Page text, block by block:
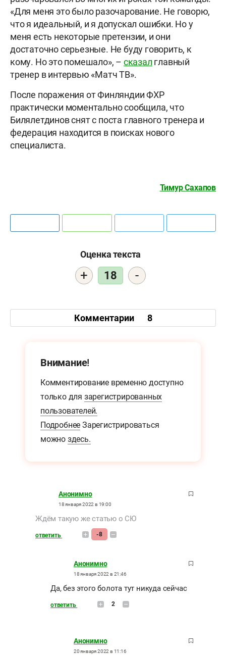
«Для меня это было разочарование. Не говорю,
что я идеальный, и я допускал ошибки. Но у
меня есть некоторые претензии, и они
достаточно серьезные. Не буду говорить, к
кому. Но это помешало», – сказал главный
тренер в интервью «Матч ТВ».
После поражения от Финляндии ФХР
практически моментально сообщила, что
Билялетдинов снят с поста главного тренера и
федерация находится в поисках нового
специалиста.
Тимур Сахапов
Оценка текста
+ 18 -
Комментарии 8
Внимание!
Комментирование временно доступно
только для зарегистрированных
пользователей.
Подробнее Зарегистрироваться
можно здесь.
Анонимно
18 января 2022 в 19:00
Ждём такую же статью о СЮ
ответить -8
Анонимно
18 января 2022 в 21:46
Да, без этого болота тут никуда сейчас
ответить 2
Анонимно
20 января 2022 в 11:16